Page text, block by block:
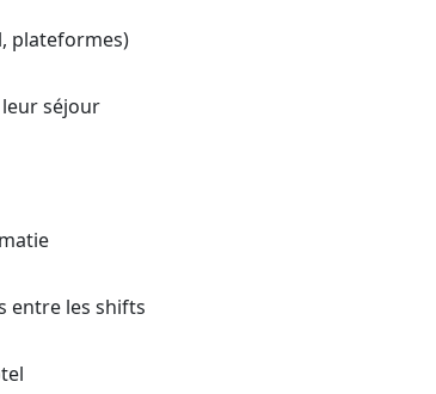
plateformes)
séjour
entre les shifts